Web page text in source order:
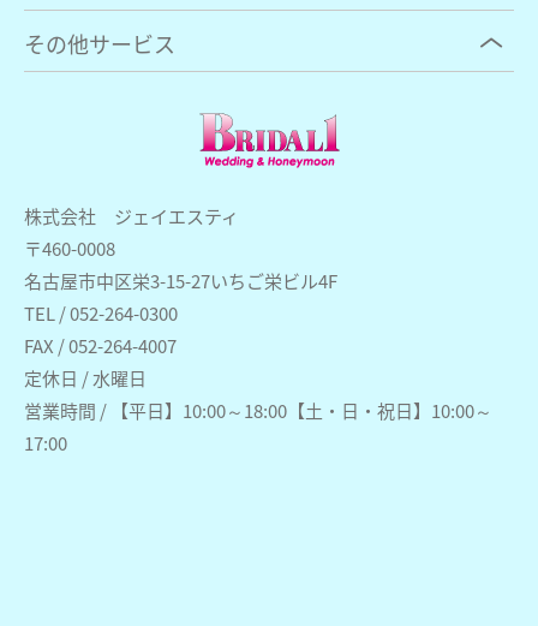
株式会社 ジェイエスティ
〒460-0008
名古屋市中区栄3-15-27いちご栄ビル4F
TEL / 052-264-0300
FAX / 052-264-4007
定休日 / 水曜日
営業時間 / 【平日】10:00～18:00【土・日・祝日】10:00～
17:00
その他サービス